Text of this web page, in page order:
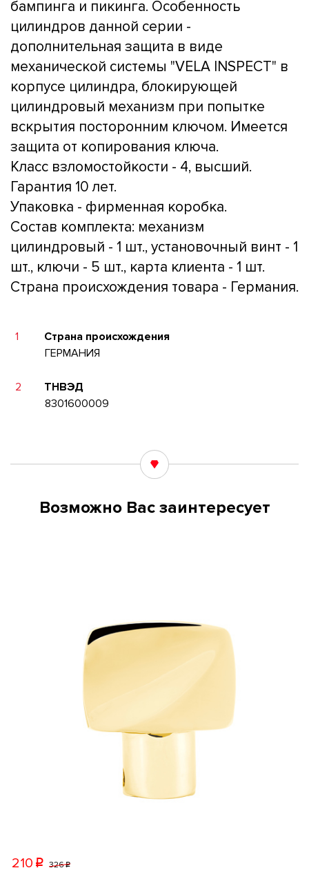
бампинга и пикинга. Особенность
цилиндров данной серии -
дополнительная защита в виде
механической системы "VELA INSPECT" в
корпусе цилиндра, блокирующей
цилиндровый механизм при попытке
вскрытия посторонним ключом. Имеется
защита от копирования ключа.
Класс взломостойкости - 4, высший.
Гарантия 10 лет.
Упаковка - фирменная коробка.
Состав комплекта: механизм
цилиндровый - 1 шт., установочный винт - 1
шт., ключи - 5 шт., карта клиента - 1 шт.
Страна происхождения товара - Германия.
1
Страна происхождения
ГЕРМАНИЯ
2
ТНВЭД
8301600009
Возможно Вас заинтересует
210 p 326p